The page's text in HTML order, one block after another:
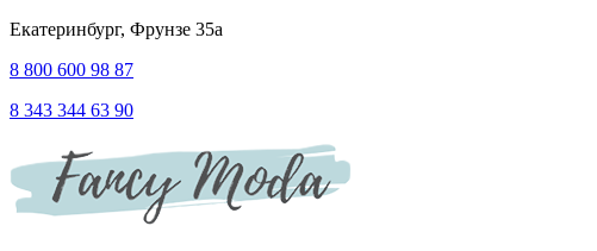
Екатеринбург, Фрунзе 35а
8 800 600 98 87
8 343 344 63 90